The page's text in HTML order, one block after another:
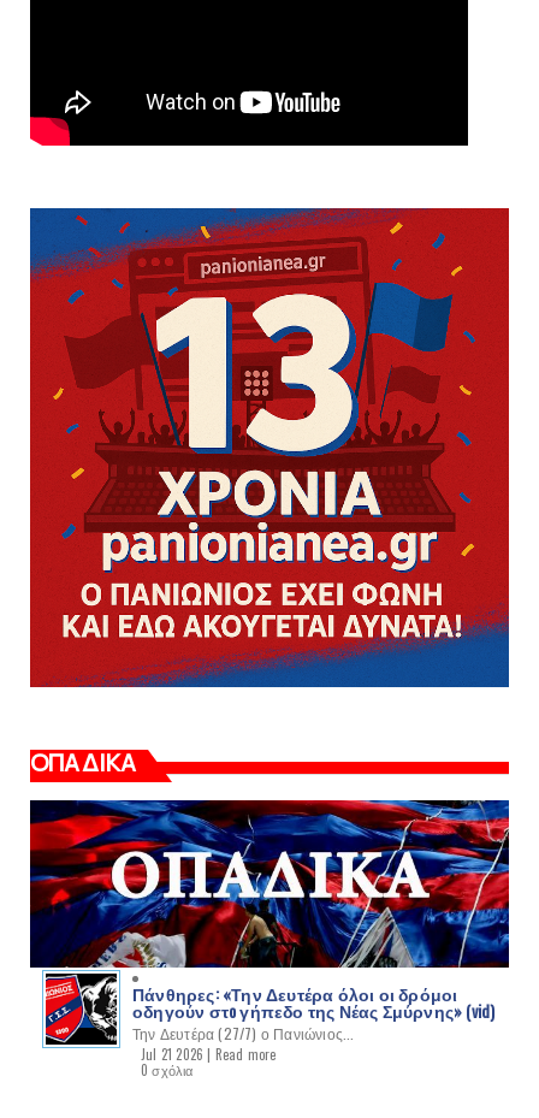
ΟΠΑΔΙΚΑ
Πάνθηρες: «Την Δευτέρα όλοι οι δρόμοι
οδηγούν στo γήπεδο της Νέας Σμύρνης» (vid)
Την Δευτέρα (27/7) ο Πανιώνιος...
Jul 21 2026 | Read more
0 σχόλια